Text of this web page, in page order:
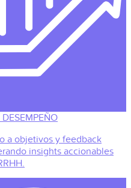
a objetivos y feedback
insights accionables